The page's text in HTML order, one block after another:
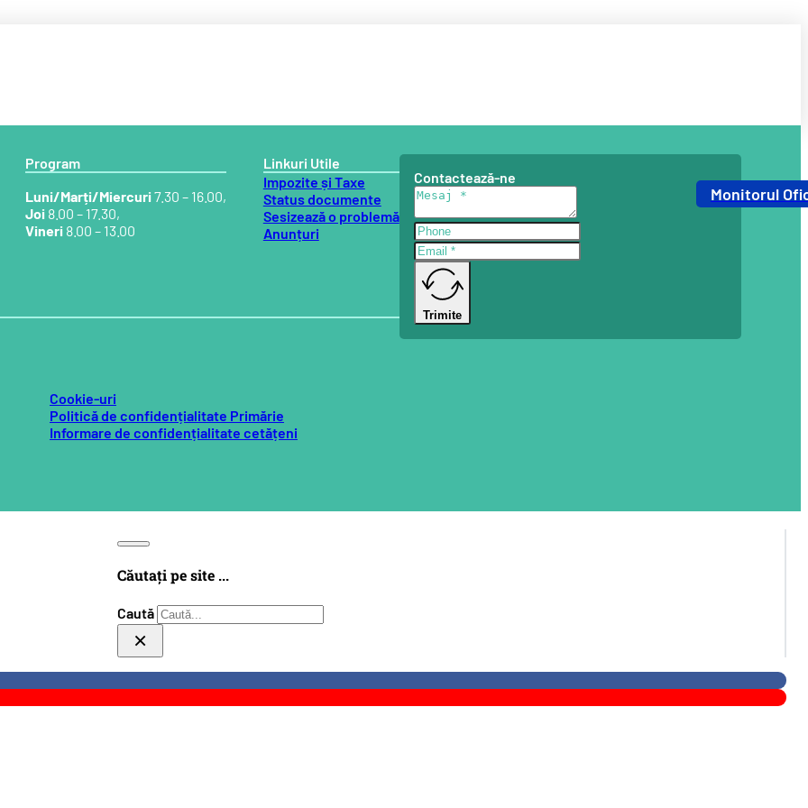
Căutați pe site ...
Caută
×
Monitorul
Program
Luni/Marți/Miercuri7.30 – 16.00,
Joi8.00 – 17.30,
Vineri8.00 – 13.00
Linkuri Utile
Impozite și Taxe
Status documente
Sesizează o problemă
Anunțuri
Cookie-uri
Politică de confidențialitate Primărie
Informare de confidențialitate cetățeni
Contactează-ne
Trimite